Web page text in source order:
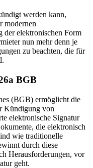
werden kann,
modernen
der elektronischen Form
nun mehr denn je
zu beachten, die für
BGB
(BGB) ermöglicht die
Kündigung von
elektronische Signatur
die elektronisch
wie traditionelle
durch diese
Herausforderungen, vor
geht.